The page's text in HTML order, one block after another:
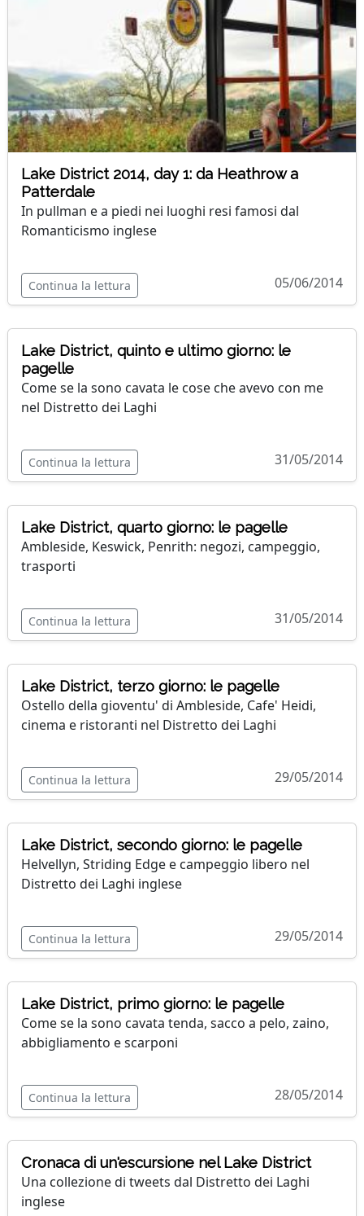
Lake District 2014, day 1: da Heathrow a
Patterdale
In pullman e a piedi nei luoghi resi famosi dal
Romanticismo inglese
Continua la lettura 05/06/2014
Lake District, quinto e ultimo giorno: le
pagelle
Come se la sono cavata le cose che avevo con me
nel Distretto dei Laghi
Continua la lettura 31/05/2014
Lake District, quarto giorno: le pagelle
Ambleside, Keswick, Penrith: negozi, campeggio,
trasporti
Continua la lettura 31/05/2014
Lake District, terzo giorno: le pagelle
Ostello della gioventu' di Ambleside, Cafe' Heidi,
cinema e ristoranti nel Distretto dei Laghi
Continua la lettura 29/05/2014
Lake District, secondo giorno: le pagelle
Helvellyn, Striding Edge e campeggio libero nel
Distretto dei Laghi inglese
Continua la lettura 29/05/2014
Lake District, primo giorno: le pagelle
Come se la sono cavata tenda, sacco a pelo, zaino,
abbigliamento e scarponi
Continua la lettura 28/05/2014
Cronaca di un'escursione nel Lake District
Una collezione di tweets dal Distretto dei Laghi
inglese